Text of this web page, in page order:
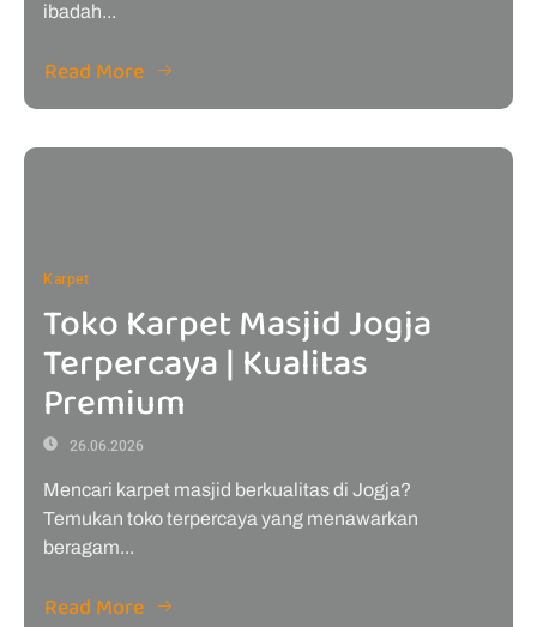
ibadah...
Read More
Karpet
Toko Karpet Masjid Jogja
Terpercaya | Kualitas
Premium
26.06.2026
Mencari karpet masjid berkualitas di Jogja?
Temukan toko terpercaya yang menawarkan
beragam...
Read More